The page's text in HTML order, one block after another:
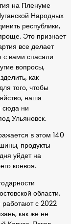
на Пленуме
Народных
республики,
Это признает
все делает
с вами спасали
вопросы,
как
того, чтобы
наша
сюда ни
Ульяновск.
в этом 140
продукты
уйдет на
конвоя.
области,
работают с 2022
как же не